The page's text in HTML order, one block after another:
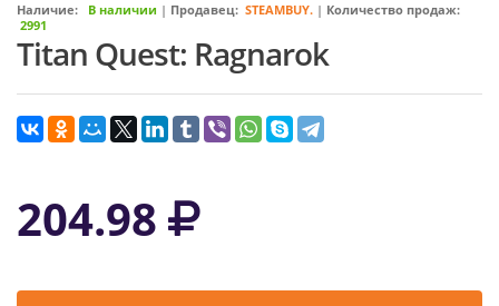
Наличие: В наличии | Продавец: STEAMBUY. | Количество продаж:
2991
Titan Quest: Ragnarok
204.98